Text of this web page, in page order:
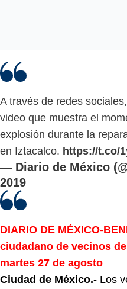
A través de redes
video que muestra el
explosión durante la
en Iztacalco. https://t.co/
— Diario de México
2019
DIARIO DE MÉXICO-
ciudadano de vecinos
martes 27 de agosto
Ciudad de México.- Los